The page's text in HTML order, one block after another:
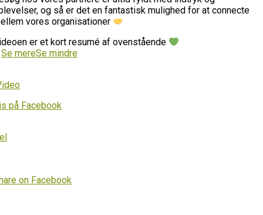
og så er det en fantastisk mulighed for at connecte
vores organisationer
er et kort resumé af ovenstående
Se mereSe mindre
på Facebook
on Facebook